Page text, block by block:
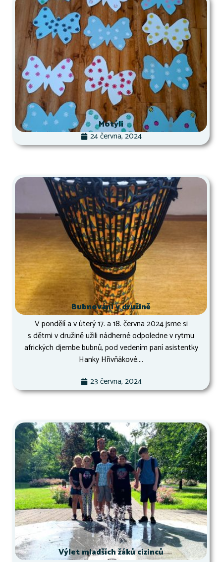
Motýli
24 června, 2024
Bubnování v družině
V pondělí a v úterý 17. a 18. června 2024 jsme si
s dětmi v družině užili nádherné odpoledne v rytmu
afrických djembe bubnů, pod vedením paní asistentky
Hanky Hřivňákové....
23 června, 2024
Výlet mladších žáků cizinců